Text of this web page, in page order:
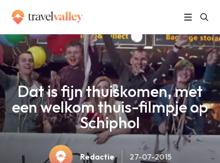
Home » Dat is fijn thuiskomen, met een welkom thuis-filmpje op Schiphol
Dat is fijn thuiskomen, met
een welkom thuis-filmpje op
Schiphol
Redactie 27-07-2015